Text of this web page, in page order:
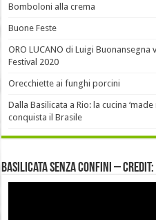
Bomboloni alla crema
Buone Feste
ORO LUCANO di Luigi
Festival 2020
Orecchiette ai funghi porcini
Dalla Basilicata a Rio: la cucina
conquista il Brasile
Basilicata senza confini – Credit: